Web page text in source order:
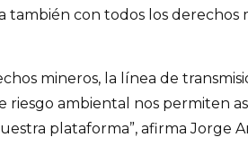
también con todos los derechos
mineros, la línea de
riesgo ambiental nos permiten
plataforma”, afirma Jorge